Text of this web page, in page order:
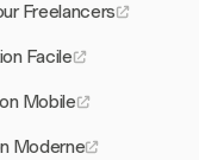
Freelancers
Facile
Mobile
Moderne